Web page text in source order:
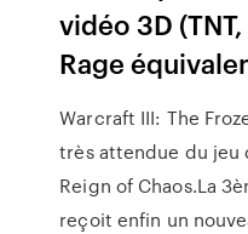
vidéo 3D
Rage
Warcraft III: The
très attendue du jeu
Reign of Chaos.La
reçoit enfin un